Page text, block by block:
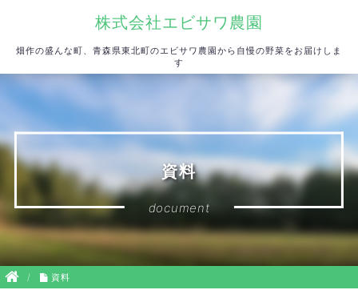
株式会社エビサワ農園
畑作の盛んな町、青森県東北町のエビサワ農園から自慢の野菜をお届けしま
す
document
資料
/ 資料